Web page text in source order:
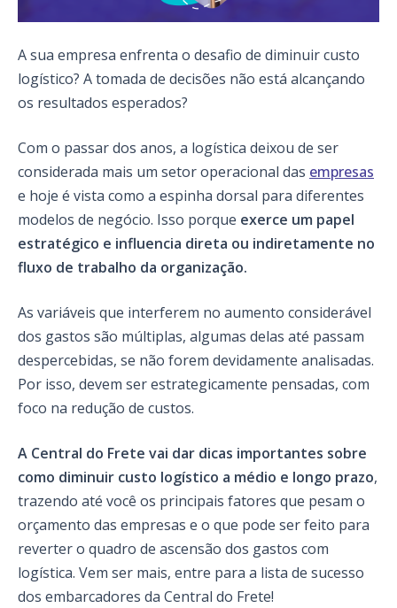
A sua empresa enfrenta o desafio de diminuir custo
logístico? A tomada de decisões não está alcançando
os resultados esperados?
Com o passar dos anos, a logística deixou de ser
considerada mais um setor operacional das empresas
e hoje é vista como a espinha dorsal para diferentes
modelos de negócio. Isso porque exerce um papel
estratégico e influencia direta ou indiretamente no
fluxo de trabalho da organização.
As variáveis que interferem no aumento considerável
dos gastos são múltiplas, algumas delas até passam
despercebidas, se não forem devidamente analisadas.
Por isso, devem ser estrategicamente pensadas, com
foco na redução de custos.
A Central do Frete vai dar dicas importantes sobre
como diminuir custo logístico a médio e longo prazo,
trazendo até você os principais fatores que pesam o
orçamento das empresas e o que pode ser feito para
reverter o quadro de ascensão dos gastos com
logística. Vem ser mais, entre para a lista de sucesso
dos embarcadores da Central do Frete!